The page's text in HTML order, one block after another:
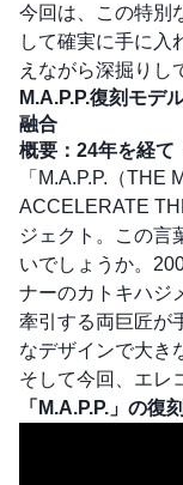
今回は、この特別
して確実に手に入
えながら深掘りし
M.A.P.P.復刻モデ
融合
概要：24年を経て
「M.A.P.P.（THE
ACCELERATE
ジェクト。この言
いでしょうか。
ナーのカトキハジ
牽引する両巨匠が
なデザインで大き
そして今回、エレ
「M.A.P.P.」の復